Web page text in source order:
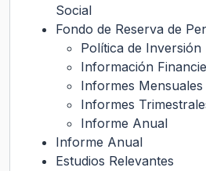
Social
Fondo de Reserva de
Política de Inversión
Información
Informes Mensuales
Informes
Informe Anual
Informe Anual
Estudios Relevantes